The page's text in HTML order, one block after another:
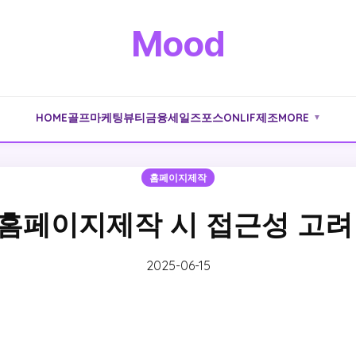
Mood
HOME골프마케팅뷰티금융세일즈포스ONLIF제조MORE ▼
홈페이지제작
페이지제작 시 접근성 고
2025-06-15